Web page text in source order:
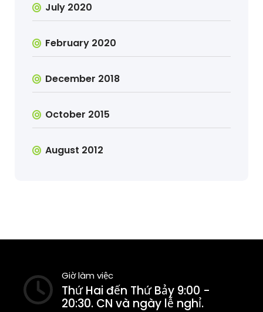
July 2020
February 2020
December 2018
October 2015
August 2012
Giờ làm việc
Thứ Hai đến Thứ Bảy 9:00 -
20:30. CN và ngày lễ nghỉ.